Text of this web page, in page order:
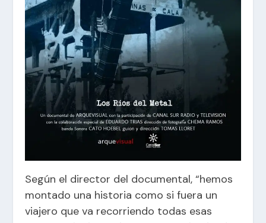
Según el director del documental, “hemos
montado una historia como si fuera un
viajero que va recorriendo todas esas